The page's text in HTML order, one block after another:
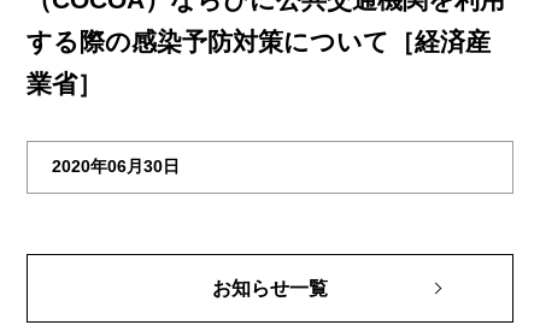
する際の感染予防対策について［経済産
業省］
2020年06月30日
お知らせ一覧